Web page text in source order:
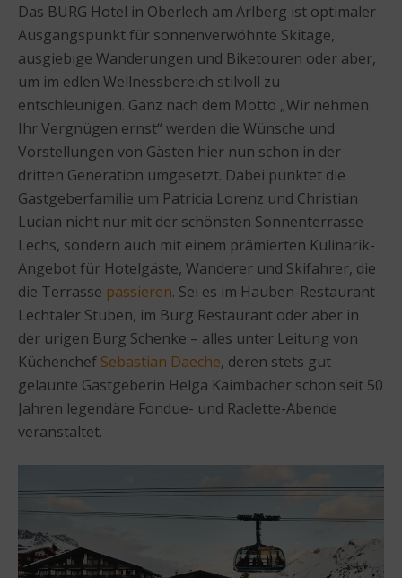
Das BURG Hotel in Oberlech am Arlberg ist optimaler
Ausgangspunkt für sonnenverwöhnte Skitage,
ausgiebige Wanderungen und Biketouren oder aber,
um im edlen Wellnessbereich stilvoll zu
entschleunigen. Ganz nach dem Motto „Wir nehmen
Ihr Vergnügen ernst“ werden die Wünsche und
Vorstellungen von Gästen hier nun schon in der
dritten Generation umgesetzt. Dabei punktet die
Gastgeberfamilie um Patricia Lorenz und Christian
Lucian nicht nur mit der schönsten Sonnenterrasse
Lechs, sondern auch mit einem prämierten Kulinarik-
Angebot für Hotelgäste, Wanderer und Skifahrer, die
die Terrasse passieren. Sei es im Hauben-Restaurant
Lechtaler Stuben, im Burg Restaurant oder aber in
der urigen Burg Schenke – alles unter Leitung von
Küchenchef Sebastian Daeche, deren stets gut
gelaunte Gastgeberin Helga Kaimbacher schon seit 50
Jahren legendäre Fondue- und Raclette-Abende
veranstaltet.